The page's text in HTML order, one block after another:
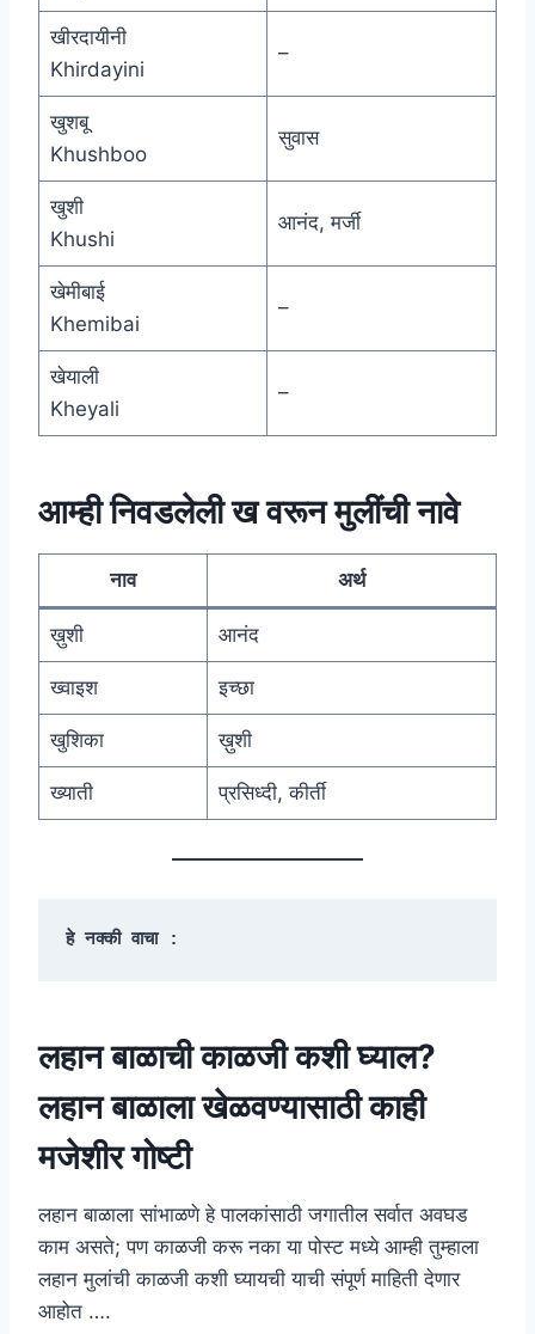
खीरदायीनी
Khirdayini
–
खुशबू
Khushboo
सुवास
खुशी
Khushi
आनंद, मर्जी
खेमीबाई
Khemibai
–
खेयाली
Kheyali
–
आम्ही निवडलेली ख वरून मुलींची नावे
नाव अर्थ
ख़ुशी आनंद
ख्वाइश इच्छा
खुशिका ख़ुशी
ख्याती प्रसिध्दी, कीर्ती
हे नक्की वाचा :
लहान बाळाची काळजी कशी घ्याल?
लहान बाळाला खेळवण्यासाठी काही
मजेशीर गोष्टी
लहान बाळाला सांभाळणे हे पालकांसाठी जगातील सर्वात अवघड
काम असते; पण काळजी करू नका या पोस्ट मध्ये आम्ही तुम्हाला
लहान मुलांची काळजी कशी घ्यायची याची संपूर्ण माहिती देणार
आहोत ….